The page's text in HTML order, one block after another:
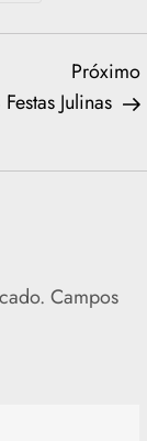
Próximo
Julinas
Campos